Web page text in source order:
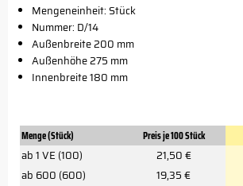
Mengeneinheit: Stück
Nummer: D/14
Außenbreite 200 mm
Außenhöhe 275 mm
Innenbreite 180 mm
Menge (Stück) Preis je 100 Stück
ab 1 VE (100)
21,50 €
ab 600 (600)
19,35 €